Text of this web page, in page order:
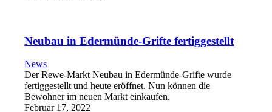
Neubau in Edermünde-Grifte fertiggestellt
News
Der Rewe-Markt Neubau in Edermünde-Grifte wurde
fertiggestellt und heute eröffnet. Nun können die
Bewohner im neuen Markt einkaufen.
Februar 17, 2022